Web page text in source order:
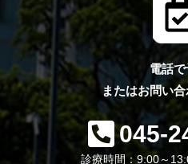
電話で
またはお問い
045-
診療時間：9:00～